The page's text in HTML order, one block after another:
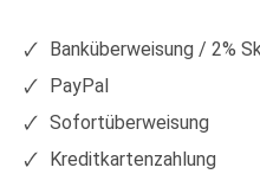
Banküberweisung / 2%
PayPal
Sofortüberweisung
Kreditkartenzahlung